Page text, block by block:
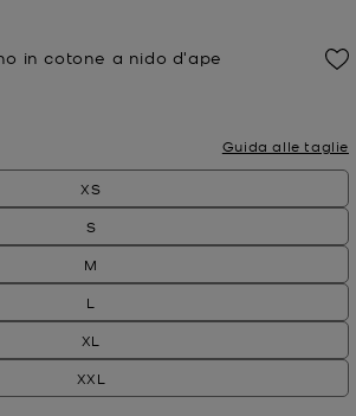
in cotone a nido d'ape
Guida alle taglie
XS
S
M
L
XL
XXL